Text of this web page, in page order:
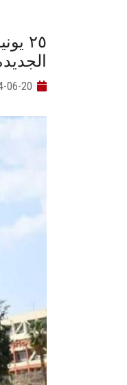
٢٥
2024-06-20 إلي